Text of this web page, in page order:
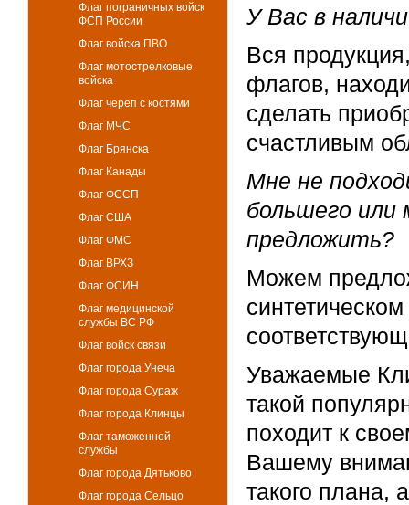
Флаг пограничных войск
ФСП России
Флаг войска ПВО
Флаг мотострелковые
войска
Флаг череп с костями
Флаг МЧС
Флаг Брянска
Флаг Канады
Флаг ФССП
Флаг США
Флаг ФМС
Флаг ВРХЗ
Флаг ФСИН
Флаг медицинской
службы ВС РФ
Флаг войск связи
Флаг города Унеча
Флаг города Сураж
Флаг города Клинцы
Флаг таможенной
службы
Флаг города Дятьково
Флаг города Сельцо
У Вас в
Вся
флагов,
сделать
счастливым
Мне не
большего
предложить?
Можем
Уважаемые
такой
походит к
Вашему
такого плана,